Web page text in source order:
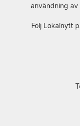
användning av
Följ Lokalnytt